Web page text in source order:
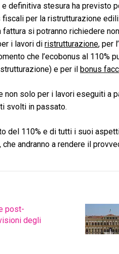
definitiva stesura ha previsto
per la ristrutturazione
si potranno richiedere
i lavori di ristrutturazione, per
che l’ecobonus al 110%
e per il bonus
non solo per i lavori eseguiti a
svolti in passato.
del 110% e di tutti i suoi
, che andranno a rendere il
post-
degli